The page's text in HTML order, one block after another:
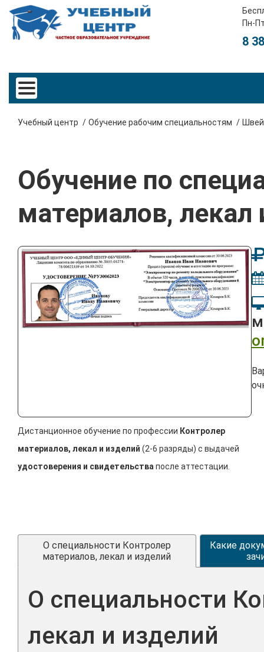
Пн-
8
Учебный центр Обучение рабочим специальностям
Обучение по
материалов, лекал
Дистанционное обучение по профессии Контролер
материалов, лекал и изделий (2-6 разряды) с выдачей
удостоверения и свидетельствапосле аттестации.
О специальности Контролер
материалов, лекал и изделий
Какие
О специальности
лекал и изделий